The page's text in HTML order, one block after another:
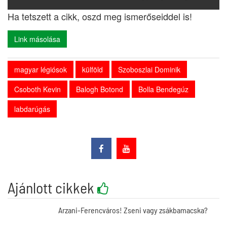
Ha tetszett a cikk, oszd meg ismerőseiddel is!
Link másolása
magyar légiósok külföld
Szoboszlai Dominik
Csoboth Kevin
Balogh Botond
Bolla Bendegúz
labdarúgás
Ajánlott cikkek
Arzani-Ferencváros! Zseni vagy zsákbamacska?